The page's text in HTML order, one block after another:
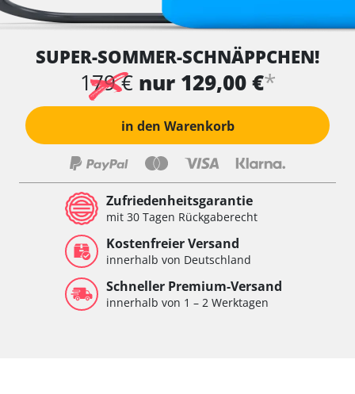
SUPER-SOMMER-SCHNÄPPCHEN!
179 € nur 129,00 €*
in den Warenkorb
Zufriedenheitsgarantie
mit 30 Tagen Rückgaberecht
Kostenfreier Versand
innerhalb von Deutschland
Schneller Premium-Versand
innerhalb von 1 – 2 Werktagen